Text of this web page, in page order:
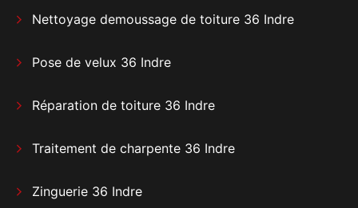
Nettoyage demoussage de toiture 36 Indre
Pose de velux 36 Indre
Réparation de toiture 36 Indre
Traitement de charpente 36 Indre
Zinguerie 36 Indre